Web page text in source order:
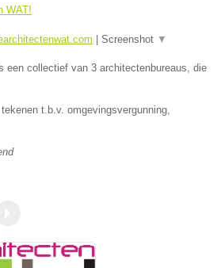
WAT!
Screenshot ▼
een collectief van 3 architectenbureaus, die
t.b.v. omgevingsvergunning,